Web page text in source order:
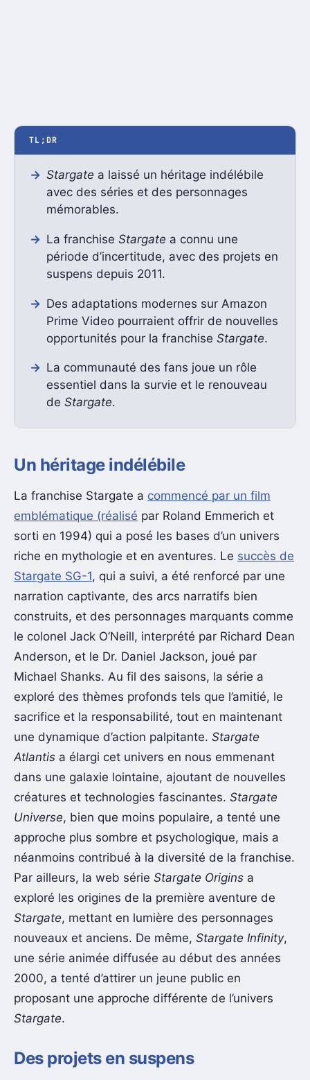
TL;DR
Stargate a laissé un héritage indélébile
avec des séries et des personnages
mémorables.
La franchise Stargate a connu une
période d’incertitude, avec des projets en
suspens depuis 2011.
Des adaptations modernes sur Amazon
Prime Video pourraient offrir de nouvelles
opportunités pour la franchise Stargate.
La communauté des fans joue un rôle
essentiel dans la survie et le renouveau
de Stargate.
Un héritage indélébile
La franchise Stargate a commencé par un film
emblématique (réalisé par Roland Emmerich et
sorti en 1994) qui a posé les bases d’un univers
riche en mythologie et en aventures. Le succès de
Stargate SG-1, qui a suivi, a été renforcé par une
narration captivante, des arcs narratifs bien
construits, et des personnages marquants comme
le colonel Jack O’Neill, interprété par Richard Dean
Anderson, et le Dr. Daniel Jackson, joué par
Michael Shanks. Au fil des saisons, la série a
exploré des thèmes profonds tels que l’amitié, le
sacrifice et la responsabilité, tout en maintenant
une dynamique d’action palpitante. Stargate
Atlantis a élargi cet univers en nous emmenant
dans une galaxie lointaine, ajoutant de nouvelles
créatures et technologies fascinantes. Stargate
Universe, bien que moins populaire, a tenté une
approche plus sombre et psychologique, mais a
néanmoins contribué à la diversité de la franchise.
Par ailleurs, la web série Stargate Origins a
exploré les origines de la première aventure de
Stargate, mettant en lumière des personnages
nouveaux et anciens. De même, Stargate Infinity,
une série animée diffusée au début des années
2000, a tenté d’attirer un jeune public en
proposant une approche différente de l’univers
Stargate.
Des projets en suspens